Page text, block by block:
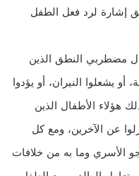
إشارة لرد فعل الطفل
مضطربي النطق الذين
أو يشعلوا النيران، أو يؤدوا
هؤلاء الأطفال الذين
عن الآخرين، ومع كل
الأسري وما به من خلافات